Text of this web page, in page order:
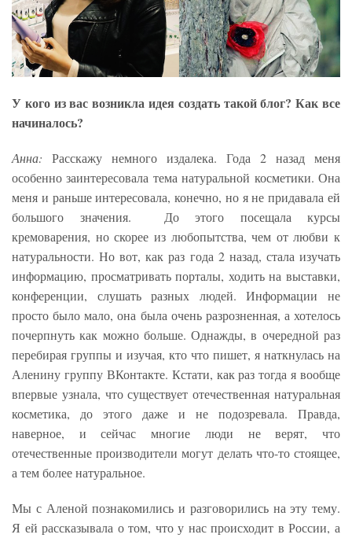
У кого из вас возникла идея создать такой блог? Как все
начиналось?
Анна: Расскажу немного издалека. Года 2 назад меня
особенно заинтересовала тема натуральной косметики. Она
меня и раньше интересовала, конечно, но я не придавала ей
большого значения. До этого посещала курсы
кремоварения, но скорее из любопытства, чем от любви к
натуральности. Но вот, как раз года 2 назад, стала изучать
информацию, просматривать порталы, ходить на выставки,
конференции, слушать разных людей. Информации не
просто было мало, она была очень разрозненная, а хотелось
почерпнуть как можно больше. Однажды, в очередной раз
перебирая группы и изучая, кто что пишет, я наткнулась на
Аленину группу ВКонтакте. Кстати, как раз тогда я вообще
впервые узнала, что существует отечественная натуральная
косметика, до этого даже и не подозревала. Правда,
наверное, и сейчас многие люди не верят, что
отечественные производители могут делать что-то стоящее,
а тем более натуральное.
Мы с Аленой познакомились и разговорились на эту тему.
Я ей рассказывала о том, что у нас происходит в России, а